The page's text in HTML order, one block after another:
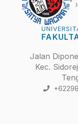
Jalan
Kec.